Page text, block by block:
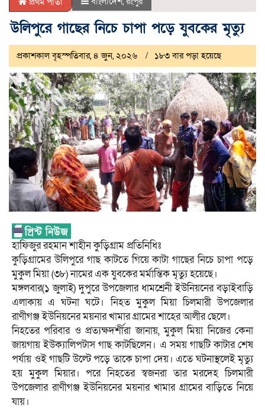
উলিপুরে গাছের নিচে চাপা পড়ে যুবকের মৃত্যু ‎
প্রকাশকাল বৃহস্পতিবার, ৪ জুন, ২০২৬ ১৮৩ বার পড়া হয়েছে
হাফিজুর রহমান শাহীন ‎কুড়িগ্রাম প্রতিনিধিঃ
‎কুড়িগ্রামের উলিপুরে গাছ কাটতে গিয়ে কাটা গাছের নিচে চাপা পড়ে
মুকুল মিয়া (৩৮) নামের এক যুবকের মর্মান্তিক মৃত্যু হয়েছে।
‎মঙ্গলবার(১ জুলাই) দুপুরে উপজেলার ধামশ্রেনী ইউনিয়নের বড়াইবাড়ি
এলাকায় এ ঘটনা ঘটে। নিহত মুকুল মিয়া চিলমারী উপজেলার
রাণীগঞ্জ ইউনিয়নের ময়নার খামার গ্রামের শাহের আলীর ছেলে।
‎নিহতের পরিবার ও প্রত্যক্ষদর্শীরা জানায়, মুকুল মিয়া নিজের কেনা
জায়গায় ইউক্যালিপটাস গাছ কাটছিলেন। এ সময় গাছটি কাটার শেষ
পর্যায় ওই গাছটি উল্টে পড়ে তাকে চাপা দেয়। এতে ঘটনাস্থলেই মৃত্যু
হয় মুকুল মিয়ার। পরে নিহতের স্বজনরা তার মরদেহ চিলমারী
উপজেলার রাণীগঞ্জ ইউনিয়নের ময়নার খামার গ্রামের বাড়িতে নিয়ে
যায়।